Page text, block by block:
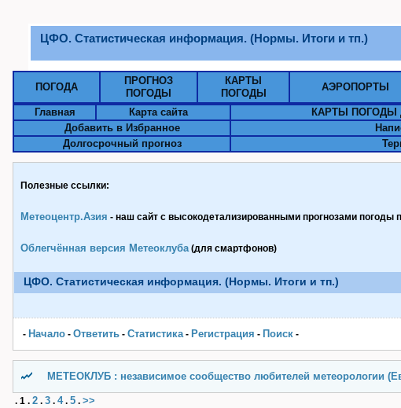
ЦФО. Статистическая информация. (Нормы. Итоги и тп.)
ПОГОДА
ПРОГНОЗ
ПОГОДЫ
КАРТЫ
ПОГОДЫ
АЭРОПОРТЫ
Главная
Карта сайта КАРТЫ ПОГОДЫ
Добавить в Избранное
Долгосрочный прогноз
Полезные ссылки:
Метеоцентр.Азия - наш сайт с высокодетализированными прогнозами погоды
Облегчённая версия Метеоклуба(для смартфонов)
ЦФО. Статистическая информация. (Нормы. Итоги и тп.)
- Начало - Ответить - Статистика- Pегистрация - Поиск -
МЕТЕОКЛУБ : независимое сообщество любителей
. 1 . 2 . 3 . 4. 5 . >>